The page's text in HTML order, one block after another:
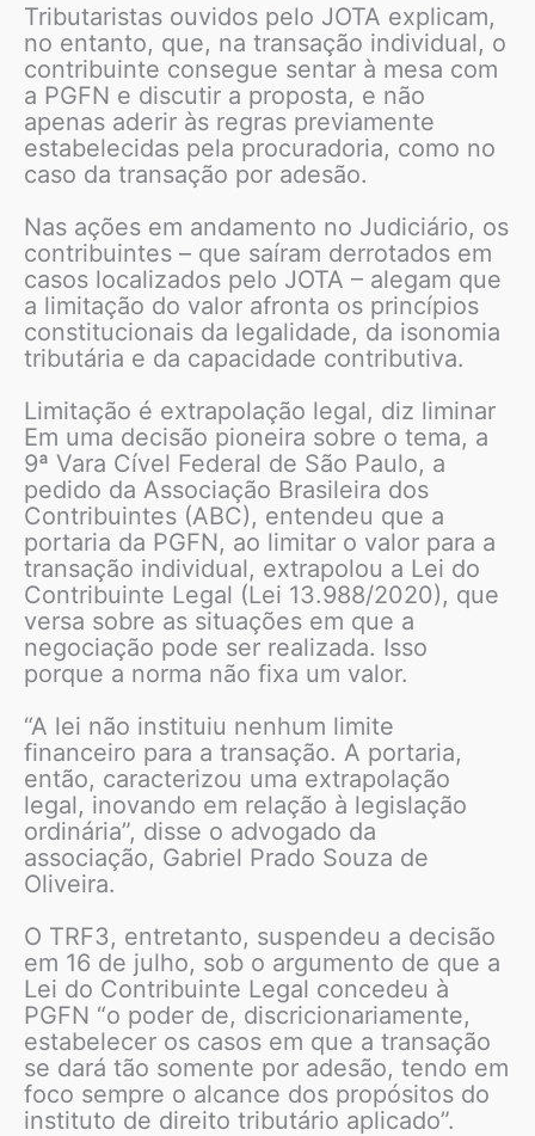
Tributaristas ouvidos pelo JOTA explicam,
no entanto, que, na transação individual, o
contribuinte consegue sentar à mesa com
a PGFN e discutir a proposta, e não
apenas aderir às regras previamente
estabelecidas pela procuradoria, como no
caso da transação por adesão.
Nas ações em andamento no Judiciário, os
contribuintes – que saíram derrotados em
casos localizados pelo JOTA – alegam que
a limitação do valor afronta os princípios
constitucionais da legalidade, da isonomia
tributária e da capacidade contributiva.
Limitação é extrapolação legal, diz liminar
Em uma decisão pioneira sobre o tema, a
9ª Vara Cível Federal de São Paulo, a
pedido da Associação Brasileira dos
Contribuintes (ABC), entendeu que a
portaria da PGFN, ao limitar o valor para a
transação individual, extrapolou a Lei do
Contribuinte Legal (Lei 13.988/2020), que
versa sobre as situações em que a
negociação pode ser realizada. Isso
porque a norma não fixa um valor.
“A lei não instituiu nenhum limite
financeiro para a transação. A portaria,
então, caracterizou uma extrapolação
legal, inovando em relação à legislação
ordinária”, disse o advogado da
associação, Gabriel Prado Souza de
Oliveira.
O TRF3, entretanto, suspendeu a decisão
em 16 de julho, sob o argumento de que a
Lei do Contribuinte Legal concedeu à
PGFN “o poder de, discricionariamente,
estabelecer os casos em que a transação
se dará tão somente por adesão, tendo em
foco sempre o alcance dos propósitos do
instituto de direito tributário aplicado”.